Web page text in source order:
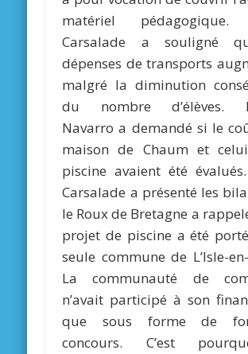
matériel pédagogique.
Carsalade a souligné
dépenses de transports
malgré la diminution
du nombre d’élèves.
Navarro a demandé si le
maison de Chaum et
piscine avaient été
Carsalade a présenté les
le Roux de Bretagne a
projet de piscine a été
seule commune de L’Isle-
La communauté de
n’avait participé à son
que sous forme de
concours. C’est